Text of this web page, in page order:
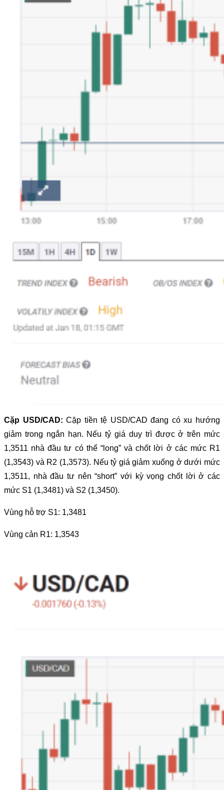
Cặp USD/CAD:Cặp tiền tệ USD/CAD đang có xu hướng
giảm trong ngắn hạn. Nếu tỷ giá duy trì được ở trên mức
1,3511 nhà đầu tư có thể “long” và chốt lời ở các mức R1
(1,3543) và R2 (1,3573). Nếu tỷ giá giảm xuống ở dưới mức
1,3511, nhà đầu tư nên “short” với kỳ vọng chốt lời ở các
mức S1 (1,3481) và S2 (1,3450).
Vùng hỗ trợ S1: 1,3481
Vùng cản R1: 1,3543